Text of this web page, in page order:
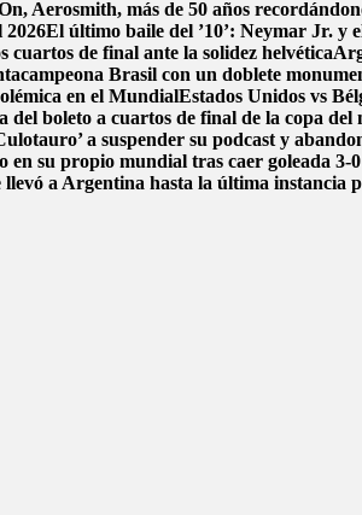
Aerosmith, más de 50 años
2026El último baile del ’10’: Neymar Jr. y
de final ante la solidez helvética
Brasil con un doblete
en el MundialEstados Unidos vs
del boleto a cuartos de final de la copa del
a suspender su podcast y
en su propio mundial tras caer goleada
a Argentina hasta la última instancia